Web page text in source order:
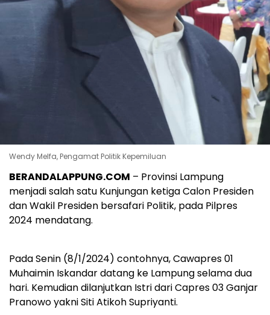
Wendy Melfa, Pengamat Politik Kepemiluan
BERANDALAPPUNG.COM – Provinsi Lampung
menjadi salah satu Kunjungan ketiga Calon Presiden
dan Wakil Presiden bersafari Politik, pada Pilpres
2024 mendatang.
Pada Senin (8/1/2024) contohnya, Cawapres 01
Muhaimin Iskandar datang ke Lampung selama dua
hari. Kemudian dilanjutkan Istri dari Capres 03 Ganjar
Pranowo yakni Siti Atikoh Supriyanti.